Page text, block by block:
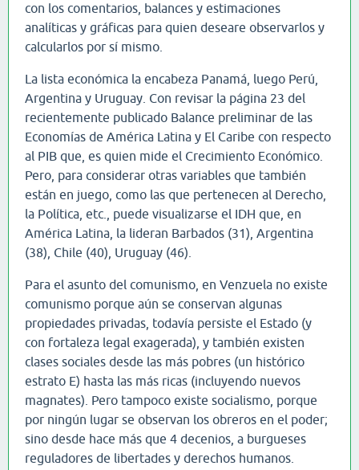
con los comentarios, balances y estimaciones
analíticas y gráficas para quien deseare observarlos y
calcularlos por sí mismo.
La lista económica la encabeza Panamá, luego Perú,
Argentina y Uruguay. Con revisar la página 23 del
recientemente publicado Balance preliminar de las
Economías de América Latina y El Caribe con respecto
al PIB que, es quien mide el Crecimiento Económico.
Pero, para considerar otras variables que también
están en juego, como las que pertenecen al Derecho,
la Política, etc., puede visualizarse el IDH que, en
América Latina, la lideran Barbados (31), Argentina
(38), Chile (40), Uruguay (46).
Para el asunto del comunismo, en Venzuela no existe
comunismo porque aún se conservan algunas
propiedades privadas, todavía persiste el Estado (y
con fortaleza legal exagerada), y también existen
clases sociales desde las más pobres (un histórico
estrato E) hasta las más ricas (incluyendo nuevos
magnates). Pero tampoco existe socialismo, porque
por ningún lugar se observan los obreros en el poder;
sino desde hace más que 4 decenios, a burgueses
reguladores de libertades y derechos humanos.